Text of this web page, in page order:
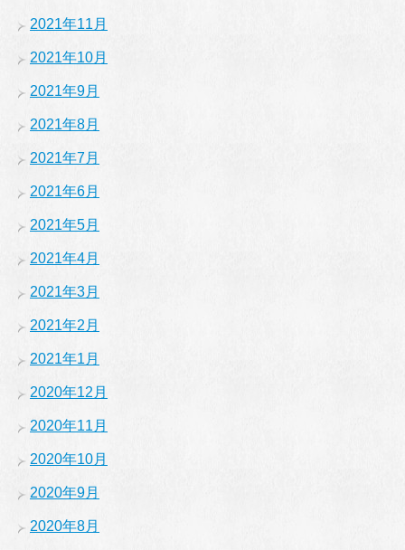
2021年11月
2021年10月
2021年9月
2021年8月
2021年7月
2021年6月
2021年5月
2021年4月
2021年3月
2021年2月
2021年1月
2020年12月
2020年11月
2020年10月
2020年9月
2020年8月